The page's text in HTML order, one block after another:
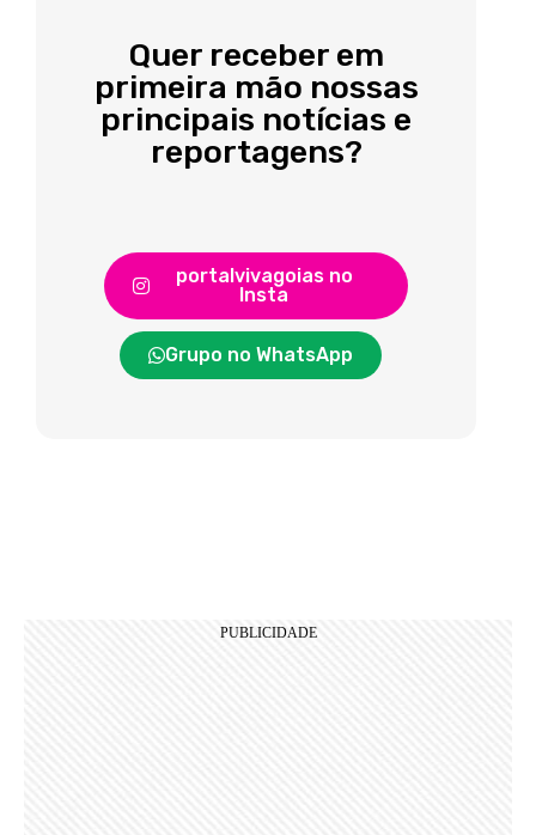
Quer receber em
primeira mão nossas
principais notícias e
reportagens?
portalvivagoias no
Insta
Grupo no WhatsApp